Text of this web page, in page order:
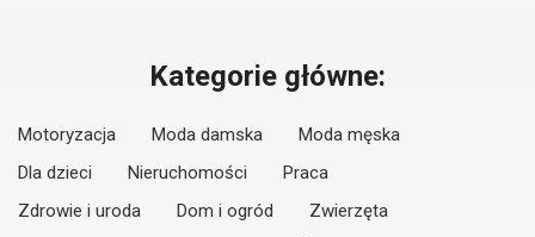
Kategorie główne:
Motoryzacja Moda damska
Moda męska
Dla dzieci
Nieruchomości
Praca
Zdrowie i uroda
Dom i ogród
Zwierzęta